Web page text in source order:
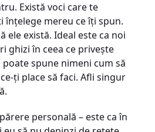
Există voci care te
înţelege mereu ce îţi spun.
ele există. Ideal este ca noi
ghizi în ceea ce priveşte
spune nimeni cum să
ţi place să faci. Afli singur
personală – este ca în